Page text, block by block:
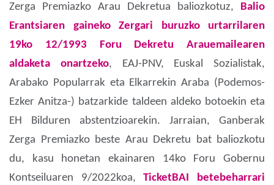
Zerga Premiazko Arau Dekretua baliozkotuz, Balio
Erantsiaren gaineko Zergari buruzko urtarrilaren
19ko 12/1993 Foru Dekretu Arauemailearen
aldaketa onartzeko, EAJ-PNV, Euskal Sozialistak,
Arabako Popularrak eta Elkarrekin Araba (Podemos-
Ezker Anitza-) batzarkide taldeen aldeko botoekin eta
EH Bilduren abstentzioarekin. Jarraian, Ganberak
Zerga Premiazko beste Arau Dekretu bat baliozkotu
du, kasu honetan ekainaren 14ko Foru Gobernu
Kontseiluaren 9/2022koa,TicketBAI betebeharrari